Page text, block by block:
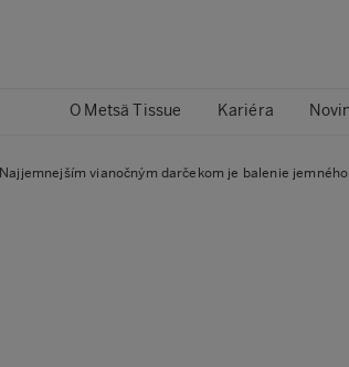
O Metsä Tissue Kariéra
Najjemnejším vianočným darčekom je balenie